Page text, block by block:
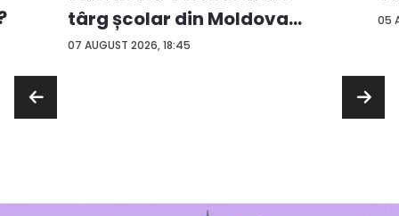
07 AUGUST 2026, 18:45
târg școlar din Moldova
con...
05